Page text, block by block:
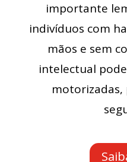
importante
indivíduos com
mãos e sem
intelectual
motorizadas,